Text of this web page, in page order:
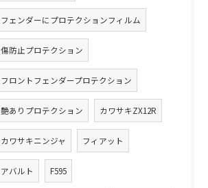
フェンダーにプロテクションフィルム
傷防止プロテクション
フロントフェンダープロテクション
艶ありプロテクション カワサキZX12R
カワサキニンジャ フィアット
アバルト F595